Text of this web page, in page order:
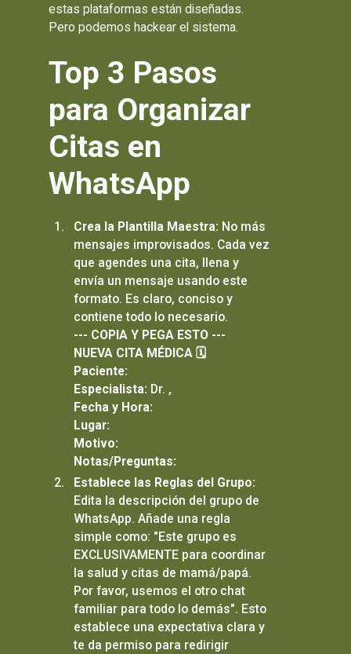
estas plataformas están diseñadas.
Pero podemos hackear el sistema.
Top 3 Pasos
para Organizar
Citas en
WhatsApp
Crea la Plantilla Maestra: No más
mensajes improvisados. Cada vez
que agendes una cita, llena y
envía un mensaje usando este
formato. Es claro, conciso y
contiene todo lo necesario.
--- COPIA Y PEGA ESTO ---
NUEVA CITA MÉDICA 🗓️
Paciente:
Especialista: Dr. ,
Fecha y Hora:
Lugar:
Motivo:
Notas/Preguntas:
Establece las Reglas del Grupo:
Edita la descripción del grupo de
WhatsApp. Añade una regla
simple como: "Este grupo es
EXCLUSIVAMENTE para coordinar
la salud y citas de mamá/papá.
Por favor, usemos el otro chat
familiar para todo lo demás". Esto
establece una expectativa clara y
te da permiso para redirigir